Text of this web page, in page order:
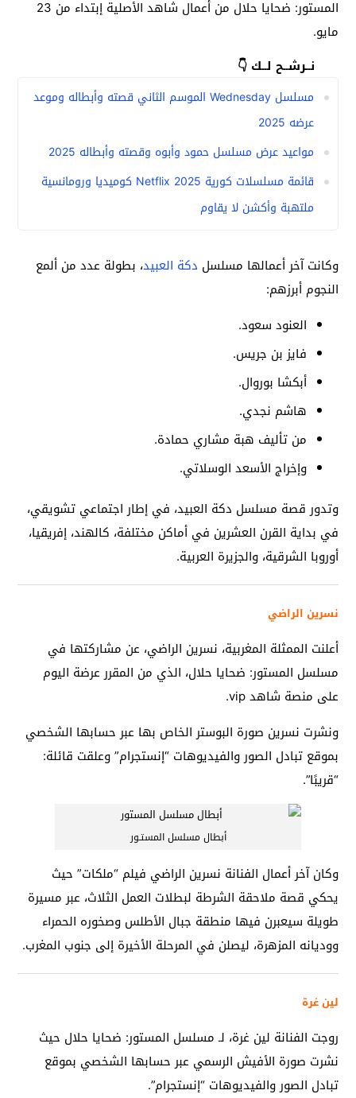
المستور: ضحايا حلال من أعمال شاهد الأصلية إبتداء من 23
مايو.
نــرشــح لــك 👇
مسلسل Wednesday الموسم الثاني قصته وأبطاله وموعد
عرضه 2025
مواعيد عرض مسلسل حمود وأبوه وقصته وأبطاله 2025
قائمة مسلسلات كورية 2025 Netflix كوميديا ورومانسية
ملتهبة وأكشن لا يقاوم
وكانت آخر أعمالها مسلسل دكة العبيد، بطولة عدد من ألمع
النجوم أبرزهم:
العنود سعود.
فايز بن جريس.
أبكشا بوروال.
هاشم نجدي.
من تأليف هبة مشاري حمادة.
وإخراج الأسعد الوسلاتي.
وتدور قصة مسلسل دكة العبيد، في إطار اجتماعي تشويقي،
في بداية القرن العشرين في أماكن مختلفة، كالهند، إفريقيا،
أوروبا الشرقية، والجزيرة العربية.
نسرين الراضي
أعلنت الممثلة المغربية، نسرين الراضي، عن مشاركتها في
مسلسل المستور: ضحايا حلال، الذي من المقرر عرضة اليوم
على منصة شاهد vip.
ونشرت نسرين صورة البوستر الخاص بها عبر حسابها الشخصي
بموقع تبادل الصور والفيديوهات “إنستجرام” وعلقت قائلة:
“قريبًا”.
أبطال مسلسل المستـور
وكان آخر أعمال الفنانة نسرين الراضي فيلم “ملكات” حيث
يحكي قصة ملاحقة الشرطة لبطلات العمل الثلاث، عبر مسيرة
طويلة سيعبرن فيها منطقة جبال الأطلس وصخوره الحمراء
ووديانه المزهرة، ليصلن في المرحلة الأخيرة إلى جنوب المغرب.
لين غرة
روجت الفنانة لين غرة، لـ مسلسل المستور: ضحايا حلال حيث
نشرت صورة الأفيش الرسمي عبر حسابها الشخصي بموقع
تبادل الصور والفيديوهات “إنستجرام”.